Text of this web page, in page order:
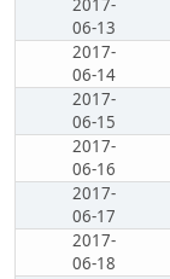
2017-
06-13
2017-
06-14
2017-
06-15
2017-
06-16
2017-
06-17
2017-
06-18